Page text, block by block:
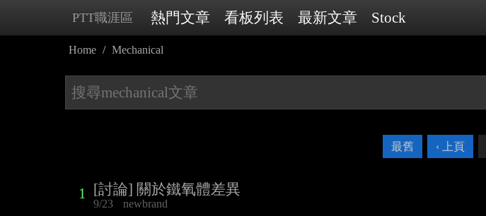
PTT職涯區 熱門文章 看板列表 最新文章 Stock
Home Mechanical
最舊 ‹ 上頁
1 [討論] 關於鐵氧體差異
9/23 newbrand